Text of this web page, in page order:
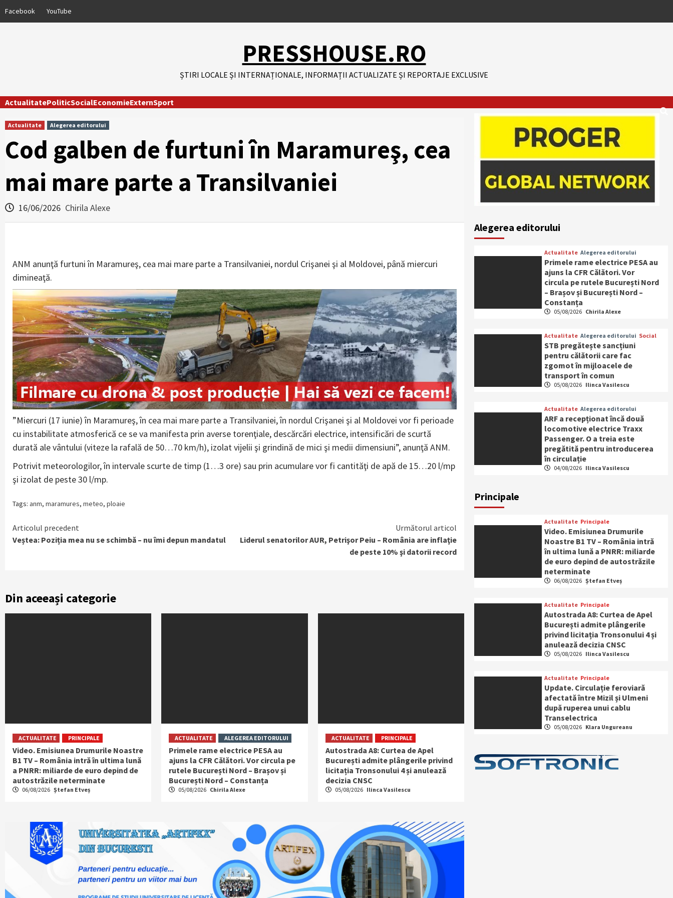
Facebook YouTube
PRESSHOUSE.RO
ȘTIRI LOCALE ȘI INTERNAȚIONALE, INFORMAȚII ACTUALIZATE ȘI REPORTAJE EXCLUSIVE
ActualitatePoliticSocialEconomieExternSport
Actualitate Alegerea editorului
Cod galben de furtuni în Maramureş, cea
mai mare parte a Transilvaniei
16/06/2026 Chirila Alexe
ANM anunţă furtuni în Maramureş, cea mai mare parte a Transilvaniei, nordul Crişanei şi al Moldovei, până miercuri
dimineaţă.
”Miercuri (17 iunie) în Maramureş, în cea mai mare parte a Transilvaniei, în nordul Crişanei şi al Moldovei vor fi perioade
cu instabilitate atmosferică ce se va manifesta prin averse torenţiale, descărcări electrice, intensificări de scurtă
durată ale vântului (viteze la rafală de 50…70 km/h), izolat vijelii şi grindină de mici şi medii dimensiuni”, anunţă ANM.
Potrivit meteorologilor, în intervale scurte de timp (1…3 ore) sau prin acumulare vor fi cantităţi de apă de 15…20 l/mp
şi izolat de peste 30 l/mp.
Tags: anm, maramures, meteo, ploaie
Continue
Reading
Articolul precedent
Veștea: Poziția mea nu se schimbă – nu îmi depun mandatul
Următorul articol
Liderul senatorilor AUR, Petrişor Peiu – România are inflaţie
de peste 10% şi datorii record
Din aceeași categorie
ACTUALITATE PRINCIPALE
Video. Emisiunea Drumurile Noastre
B1 TV – România intră în ultima lună
a PNRR: miliarde de euro depind de
autostrăzile neterminate
06/08/2026 Ștefan Etveș
ACTUALITATE ALEGEREA EDITORULUI
Primele rame electrice PESA au
ajuns la CFR Călători. Vor circula pe
rutele București Nord – Brașov și
București Nord – Constanța
05/08/2026 Chirila Alexe
ACTUALITATE PRINCIPALE
Autostrada A8: Curtea de Apel
București admite plângerile privind
licitația Tronsonului 4 și anulează
decizia CNSC
05/08/2026 Ilinca Vasilescu
Alegerea editorului
Actualitate Alegerea editorului
Primele rame electrice PESA au
ajuns la CFR Călători. Vor
circula pe rutele București Nord
– Brașov și București Nord –
Constanța
05/08/2026 Chirila Alexe
Actualitate Alegerea editorului Social
STB pregătește sancțiuni
pentru călătorii care fac
zgomot în mijloacele de
transport în comun
05/08/2026 Ilinca Vasilescu
Actualitate Alegerea editorului
ARF a recepționat încă două
locomotive electrice Traxx
Passenger. O a treia este
pregătită pentru introducerea
în circulație
04/08/2026 Ilinca Vasilescu
Principale
Actualitate Principale
Video. Emisiunea Drumurile
Noastre B1 TV – România intră
în ultima lună a PNRR: miliarde
de euro depind de autostrăzile
neterminate
06/08/2026 Ștefan Etveș
Actualitate Principale
Autostrada A8: Curtea de Apel
București admite plângerile
privind licitația Tronsonului 4 și
anulează decizia CNSC
05/08/2026 Ilinca Vasilescu
Actualitate Principale
Update. Circulație feroviară
afectată între Mizil și Ulmeni
după ruperea unui cablu
Transelectrica
05/08/2026 Klara Ungureanu